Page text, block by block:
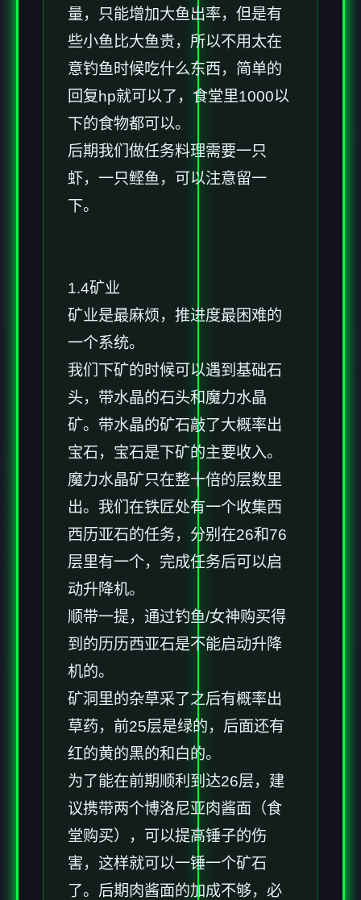
量，只能增加大鱼出率，但是有
些小鱼比大鱼贵，所以不用太在
意钓鱼时候吃什么东西，简单的
回复hp就可以了，食堂里1000以
下的食物都可以。
后期我们做任务料理需要一只
虾，一只鲣鱼，可以注意留一
下。
1.4矿业
矿业是最麻烦，推进度最困难的
一个系统。
我们下矿的时候可以遇到基础石
头，带水晶的石头和魔力水晶
矿。带水晶的矿石敲了大概率出
宝石，宝石是下矿的主要收入。
魔力水晶矿只在整十倍的层数里
出。我们在铁匠处有一个收集西
西历亚石的任务，分别在26和76
层里有一个，完成任务后可以启
动升降机。
顺带一提，通过钓鱼/女神购买得
到的历历西亚石是不能启动升降
机的。
矿洞里的杂草采了之后有概率出
草药，前25层是绿的，后面还有
红的黄的黑的和白的。
为了能在前期顺利到达26层，建
议携带两个博洛尼亚肉酱面（食
堂购买），可以提高锤子的伤
害，这样就可以一锤一个矿石
了。后期肉酱面的加成不够，必